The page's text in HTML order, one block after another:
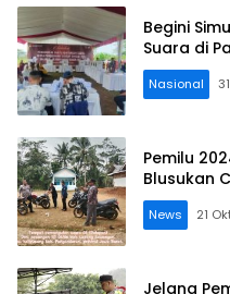
Begini
Suara di
Nasional
Pemilu
Blusukan
News 21
Jelang